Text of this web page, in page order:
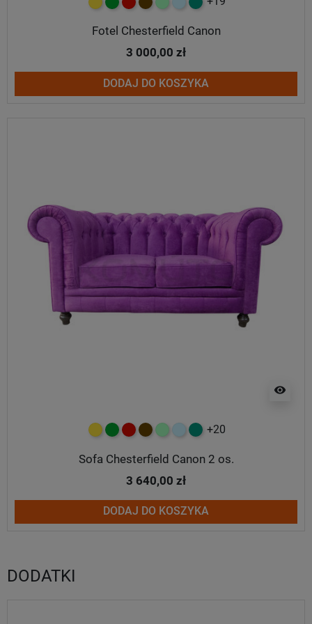
Fotel Chesterfield Canon
3 000,00 zł
DODAJ DO KOSZYKA
visibility
żółtyzielonyczerwony
czekoladowy
miętowybłękitny
turkusowy
+20
Sofa Chesterfield Canon 2 os.
3 640,00 zł
DODAJ DO KOSZYKA
DODATKI